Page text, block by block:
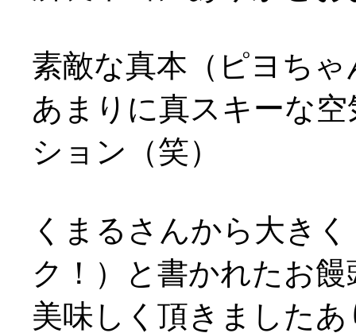
素敵な真本（ピヨち
あまりに真スキーな
ション（笑）
くまるさんから大き
ク！）と書かれたお
美味しく頂きました